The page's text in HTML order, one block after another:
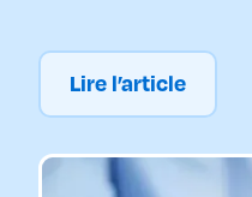
Lire l’article